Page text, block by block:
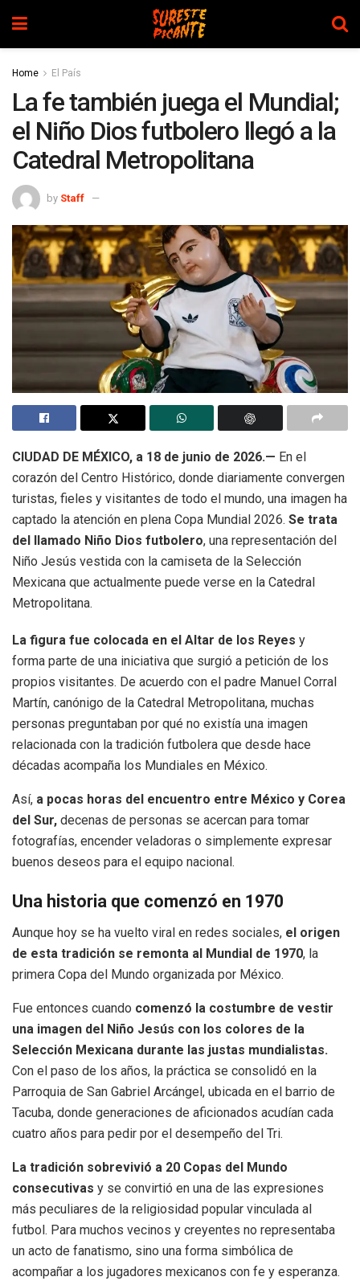
Home El País
La fe también juega el Mundial;
el Niño Dios futbolero llegó a la
Catedral Metropolitana
by Staff
CIUDAD DE MÉXICO, a 18 de junio de 2026.— En el
corazón del Centro Histórico, donde diariamente convergen
turistas, fieles y visitantes de todo el mundo, una imagen ha
captado la atención en plena Copa Mundial 2026. Se trata
del llamado Niño Dios futbolero, una representación del
Niño Jesús vestida con la camiseta de la Selección
Mexicana que actualmente puede verse en la Catedral
Metropolitana.
La figura fue colocada en el Altar de los Reyes y
forma parte de una iniciativa que surgió a petición de los
propios visitantes. De acuerdo con el padre Manuel Corral
Martín, canónigo de la Catedral Metropolitana, muchas
personas preguntaban por qué no existía una imagen
relacionada con la tradición futbolera que desde hace
décadas acompaña los Mundiales en México.
Así, a pocas horas del encuentro entre México y Corea
del Sur, decenas de personas se acercan para tomar
fotografías, encender veladoras o simplemente expresar
buenos deseos para el equipo nacional.
Una historia que comenzó en 1970
Aunque hoy se ha vuelto viral en redes sociales, el origen
de esta tradición se remonta al Mundial de 1970, la
primera Copa del Mundo organizada por México.
Fue entonces cuando comenzó la costumbre de vestir
una imagen del Niño Jesús con los colores de la
Selección Mexicana durante las justas mundialistas.
Con el paso de los años, la práctica se consolidó en la
Parroquia de San Gabriel Arcángel, ubicada en el barrio de
Tacuba, donde generaciones de aficionados acudían cada
cuatro años para pedir por el desempeño del Tri.
La tradición sobrevivió a 20 Copas del Mundo
consecutivas y se convirtió en una de las expresiones
más peculiares de la religiosidad popular vinculada al
futbol. Para muchos vecinos y creyentes no representaba
un acto de fanatismo, sino una forma simbólica de
acompañar a los jugadores mexicanos con fe y esperanza.